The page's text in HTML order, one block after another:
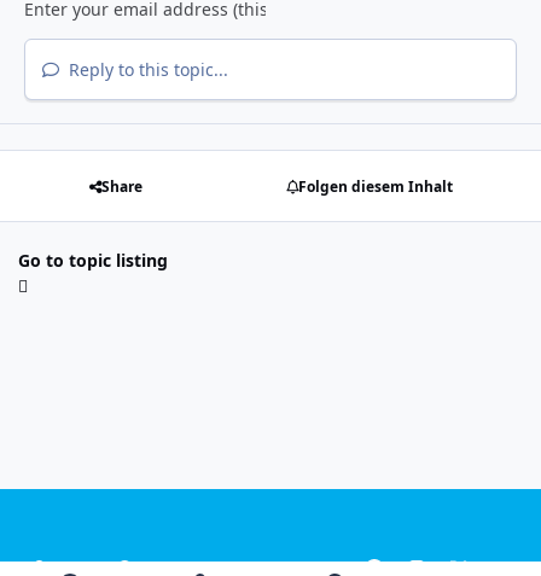
Reply to this topic...
Share Folgen diesem Inhalt
Go to topic listing
Light ModeDark ModeSystem Preference f i x y